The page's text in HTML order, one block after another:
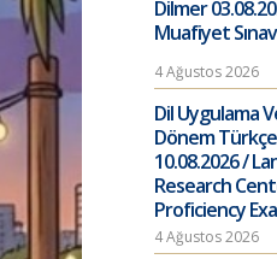
Dilmer
Muafiyet
4 Ağustos 2026
Dil Uygulama
Dönem
10.08.2026 /
Research
Proficiency
4 Ağustos 2026